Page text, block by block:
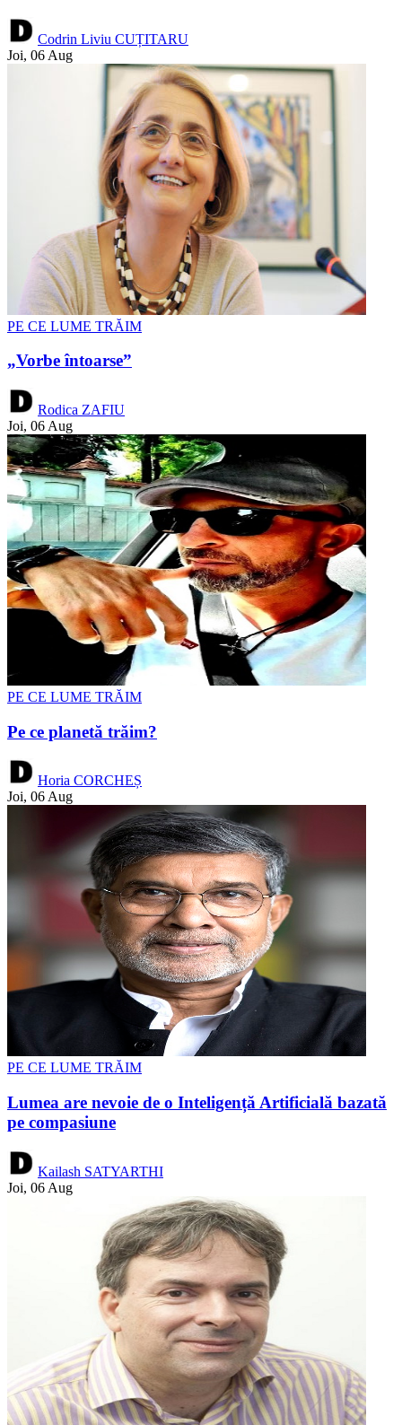
Codrin Liviu CUȚITARU
Joi, 06 Aug
PE CE LUME TRĂIM
„Vorbe întoarse”
Rodica ZAFIU
Joi, 06 Aug
PE CE LUME TRĂIM
Pe ce planetă trăim?
Horia CORCHEȘ
Joi, 06 Aug
PE CE LUME TRĂIM
Lumea are nevoie de o Inteligență Artificială bazată
pe compasiune
Kailash SATYARTHI
Joi, 06 Aug